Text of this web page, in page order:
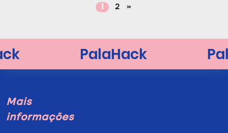
1 2 »
Mais
informações